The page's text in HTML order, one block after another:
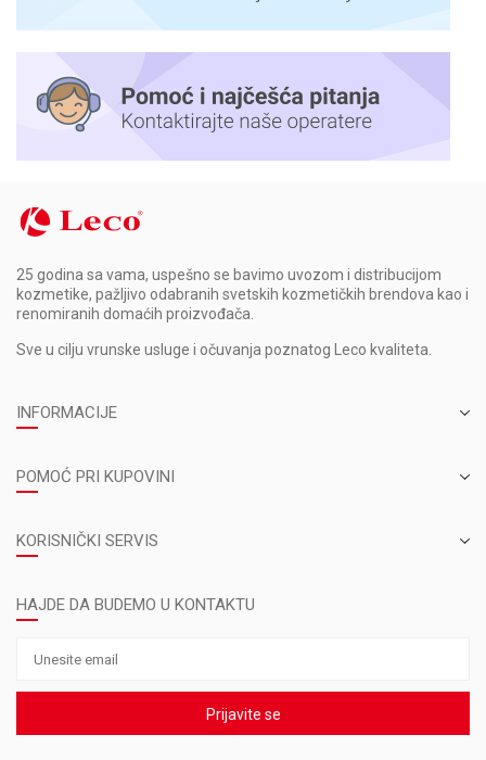
25 godina sa vama, uspešno se bavimo uvozom i distribucijom
kozmetike, pažljivo odabranih svetskih kozmetičkih brendova kao i
renomiranih domaćih proizvođača.
Sve u cilju vrunske usluge i očuvanja poznatog Leco kvaliteta.
INFORMACIJE
POMOĆ PRI KUPOVINI
KORISNIČKI SERVIS
HAJDE DA BUDEMO U KONTAKTU
Prijavite se